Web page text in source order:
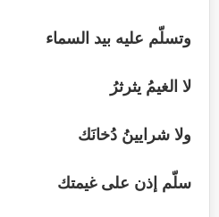
وتسلّم عليه بيد السماء
لا الغيمُ يثرثرُ
ولا شرايينُ دُخانَك
سلّم إذن على غيمتك